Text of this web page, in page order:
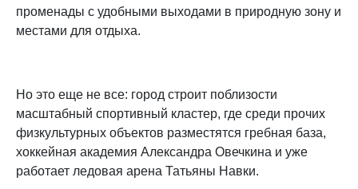
променады с удобными выходами в природную зону и
местами для отдыха.
Но это еще не все: город строит поблизости
масштабный спортивный кластер, где среди прочих
физкультурных объектов разместятся гребная база,
хоккейная академия Александра Овечкина и уже
работает ледовая арена Татьяны Навки.